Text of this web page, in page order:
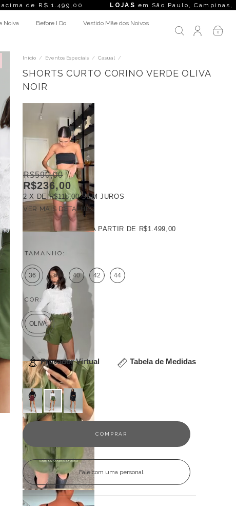
R$ 1.499,00 LOJAS em São Paulo, Campinas, Rio de
Noiva Before I Do Vestido Mãe dos Noivos
0
Início / Eventos Especiais / Casual /
SHORTS CURTO CORINO VERDE OLIVA
NOIR
R$590,00
R$236,00
2 X DER$118,00 SEM JUROS
VER MAIS DETALHES
FRETE GRÁTISA PARTIR DE R$1.499,00
TAMANHO:
36 38 40 42 44
COR:
OLIVA
Provador Virtual Tabela de Medidas
Veja outras opções
Fale com uma personal